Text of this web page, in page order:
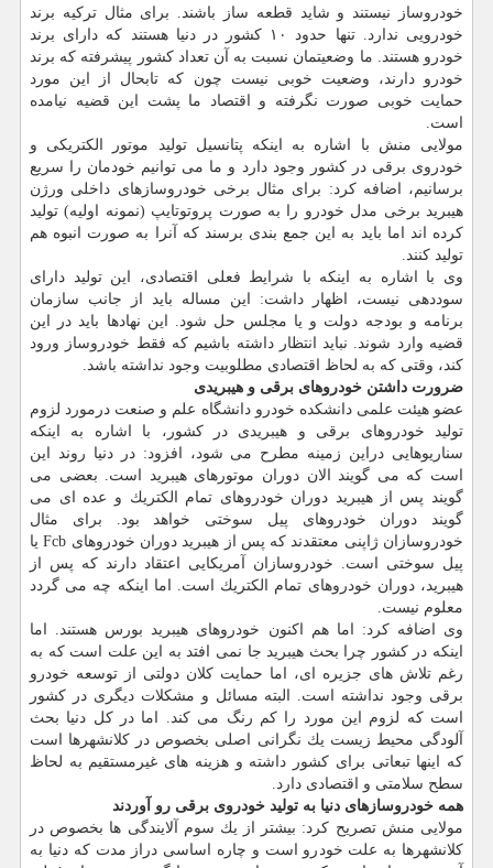
خودروساز نیستند و شاید قطعه ساز باشند. برای مثال تركیه برند
خودرویی ندارد. تنها حدود ۱۰ كشور در دنیا هستند كه دارای برند
خودرو هستند. ما وضعیتمان نسبت به آن تعداد كشور پیشرفته كه برند
خودرو دارند، وضعیت خوبی نیست چون كه تابحال از این مورد
حمایت خوبی صورت نگرفته و اقتصاد ما پشت این قضیه نیامده
است.
مولایی منش با اشاره به اینكه پتانسیل تولید موتور الكتریكی و
خودروی برقی در كشور وجود دارد و ما می توانیم خودمان را سریع
برسانیم، اضافه كرد: برای مثال برخی خودروسازهای داخلی ورژن
هیبرید برخی مدل خودرو را به صورت پروتوتایپ (نمونه اولیه) تولید
كرده اند اما باید به این جمع بندی برسند كه آنرا به صورت انبوه هم
تولید كنند.
وی با اشاره به اینكه با شرایط فعلی اقتصادی، این تولید دارای
سوددهی نیست، اظهار داشت: این مساله باید از جانب سازمان
برنامه و بودجه دولت و یا مجلس حل شود. این نهادها باید در این
قضیه وارد شوند. نباید انتظار داشته باشیم كه فقط خودروساز ورود
كند، وقتی كه به لحاظ اقتصادی مطلوبیت وجود نداشته باشد.
ضرورت داشتن خودروهای برقی و هیبریدی
عضو هیئت علمی دانشكده خودرو دانشگاه علم و صنعت درمورد لزوم
تولید خودروهای برقی و هیبریدی در كشور، با اشاره به اینكه
سناریوهایی دراین زمینه مطرح می شود، افزود: در دنیا روند این
است كه می گویند الان دوران موتورهای هیبرید است. بعضی می
گویند پس از هیبرید دوران خودروهای تمام الكتریك و عده ای می
گویند دوران خودروهای پیل سوختی خواهد بود. برای مثال
خودروسازان ژاپنی معتقدند كه پس از هیبرید دوران خودروهای Fcb یا
پیل سوختی است. خودروسازان آمریكایی اعتقاد دارند كه پس از
هیبرید، دوران خودروهای تمام الكتریك است. اما اینكه چه می گردد
معلوم نیست.
وی اضافه كرد: اما هم اكنون خودروهای هیبرید بورس هستند. اما
اینكه در كشور چرا بحث هیبرید جا نمی افتد به این علت است كه به
رغم تلاش های جزیره ای، اما حمایت كلان دولتی از توسعه خودرو
برقی وجود نداشته است. البته مسائل و مشكلات دیگری در كشور
است كه لزوم این مورد را كم رنگ می كند. اما در كل دنیا بحث
آلودگی محیط زیست یك نگرانی اصلی بخصوص در كلانشهرها است
كه اینها تبعاتی برای كشور داشته و هزینه های غیرمستقیم به لحاظ
سطح سلامتی و اقتصادی دارد.
همه خودروسازهای دنیا به تولید خودروی برقی رو آوردند
مولایی منش تصریح كرد: بیشتر از یك سوم آلایندگی ها بخصوص در
كلانشهرها به علت خودرو است و چاره اساسی دراز مدت كه دنیا به